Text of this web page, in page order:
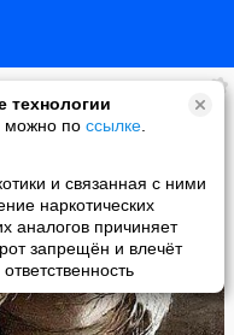
технологии
можно по ссылке
и связанная с ними
наркотических
аналогов причиняет
запрещён и влечёт